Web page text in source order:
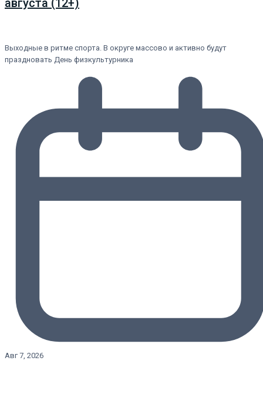
августа (12+)
Выходные в ритме спорта. В округе массово и активно будут
праздновать День физкультурника
Авг 7, 2026